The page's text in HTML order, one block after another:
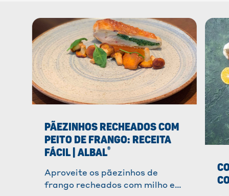
PÃEZINHOS RECHEADOS COM
PEITO DE FRANGO: RECEITA
FÁCIL | ALBAL®
Aproveite os pãezinhos de
frango recheados com milho e